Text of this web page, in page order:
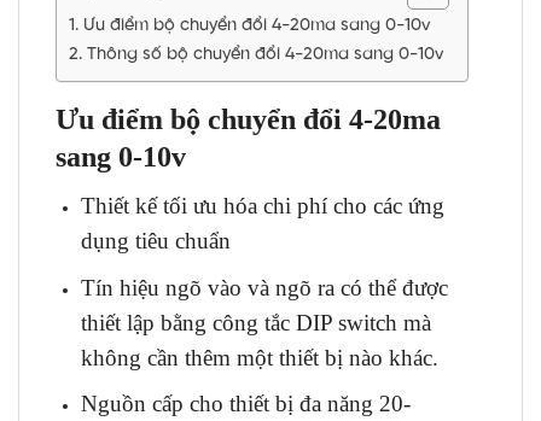
Ưu điểm bộ chuyển đổi 4-20ma sang 0-10v
Thông số bộ chuyển đổi 4-20ma sang 0-10v
Ưu điểm bộ chuyển đổi 4-20ma
sang 0-10v
Thiết kế tối ưu hóa chi phí cho các ứng
dụng tiêu chuẩn
Tín hiệu ngõ vào và ngõ ra có thể được
thiết lập bằng công tắc DIP switch mà
không cần thêm một thiết bị nào khác.
Nguồn cấp cho thiết bị đa năng 20-